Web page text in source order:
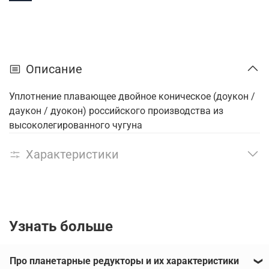
Описание
Уплотнение плавающее двойное коническое (доукон /
даукон / дуокон) российского производства из
высоколегированного чугуна
Характеристики
Узнать больше